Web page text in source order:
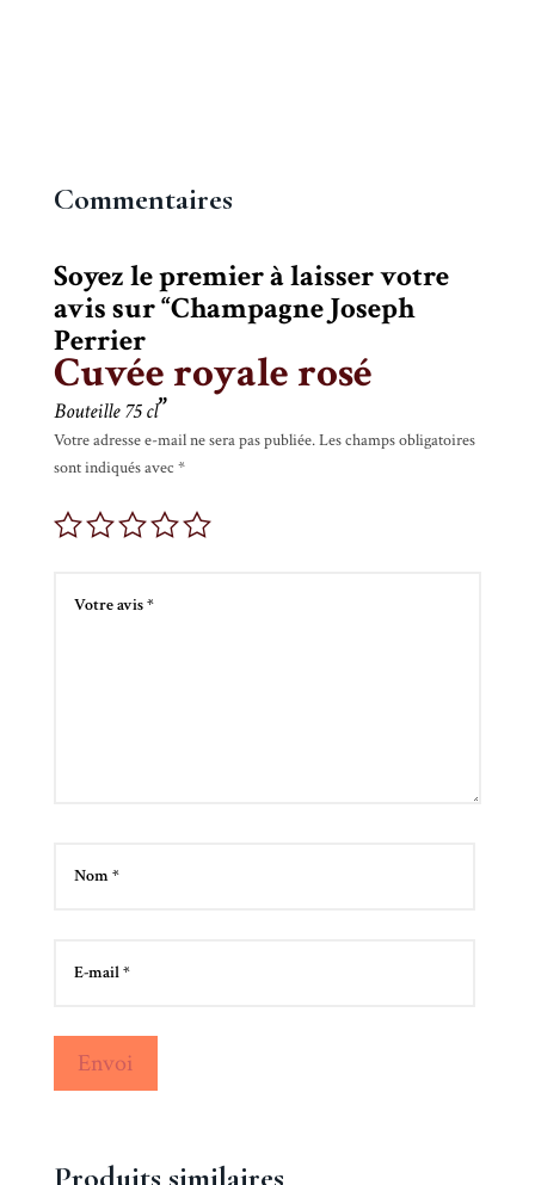
Commentaires
Soyez le premier à laisser votre
avis sur “Champagne Joseph
Perrier
Cuvée royale rosé
Bouteille 75 cl”
Votre adresse e-mail ne sera pas publiée.Les champs obligatoires
sont indiqués avec *
Envoi
Produits similaires